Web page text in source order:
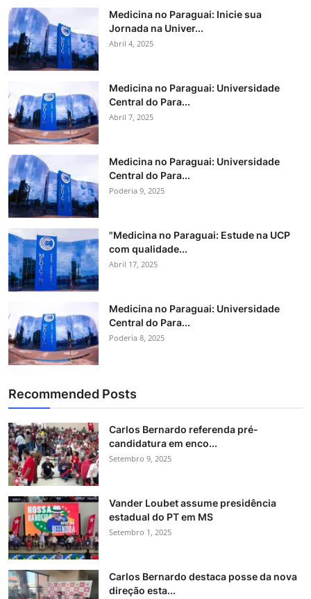
Medicina no Paraguai: Inicie sua
Jornada na Univer...
Abril 4, 2025
Medicina no Paraguai: Universidade
Central do Para...
Abril 7, 2025
Medicina no Paraguai: Universidade
Central do Para...
Poderia 9, 2025
"Medicina no Paraguai: Estude na UCP
com qualidade...
Abril 17, 2025
Medicina no Paraguai: Universidade
Central do Para...
Poderia 8, 2025
Recommended Posts
Carlos Bernardo referenda pré-
candidatura em enco...
Setembro 9, 2025
Vander Loubet assume presidência
estadual do PT em MS
Setembro 1, 2025
Carlos Bernardo destaca posse da nova
direção esta...